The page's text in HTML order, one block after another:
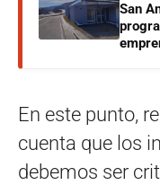
San
En este punto,
cuenta que los
debemos ser